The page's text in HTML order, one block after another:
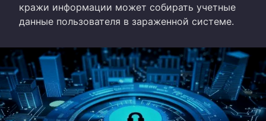
кражи информации может собирать учетные
данные пользователя в зараженной системе.